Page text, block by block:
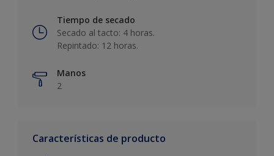
Tiempo de secado
Secado al tacto: 4 horas.
Repintado: 12 horas.
Manos
2
Características de producto